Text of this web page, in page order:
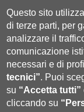
Segui DFCLAM
Questo sito
di terze parti, per
analizzare il
comunicazione
necessari e di
tecnici”. Puoi
su “Accetta tutti”
cliccando su